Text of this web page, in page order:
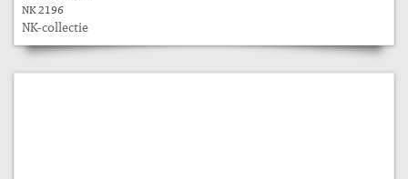
NK 2196
NK-collectie